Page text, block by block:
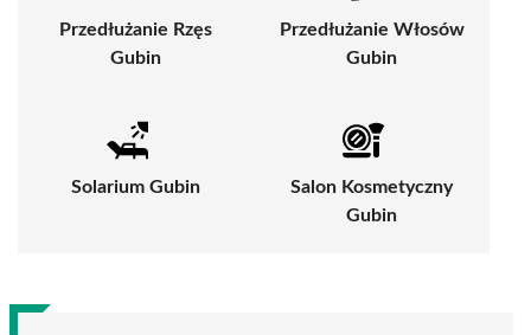
Przedłużanie Rzęs
Gubin
Przedłużanie Włosów
Gubin
Solarium Gubin
Salon Kosmetyczny
Gubin